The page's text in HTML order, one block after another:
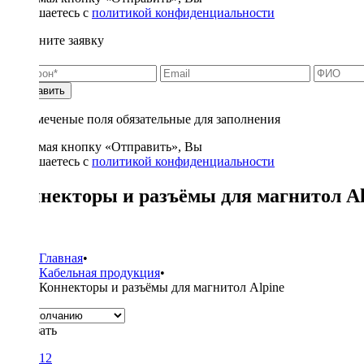
соглашаетесь с политикой конфиденциальности
Заполните заявку
Отправить
* - отмеченые поля обязательные для заполнения
Нажимая кнопку «Отправить», Вы
соглашаетесь с политикой конфиденциальности
Коннекторы и разъёмы для магнитол
Главная•
Кабельная продукция•
Коннекторы и разъёмы для магнитол Alpine
Показать
12